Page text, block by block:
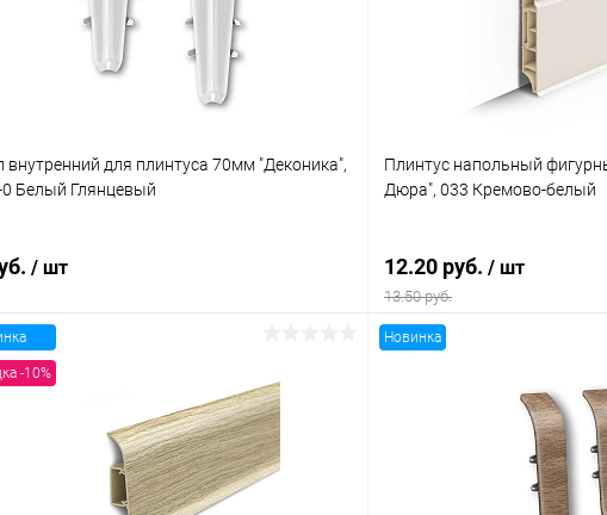
внутренний для плинтуса 70мм "Деконика",
Белый Глянцевый
/ шт
Сравнение
В наличии
Плинтус напольный
Дюра", 033 Кремово-белый
12.20 руб. / шт
13.50 руб.
-10%
Новинка